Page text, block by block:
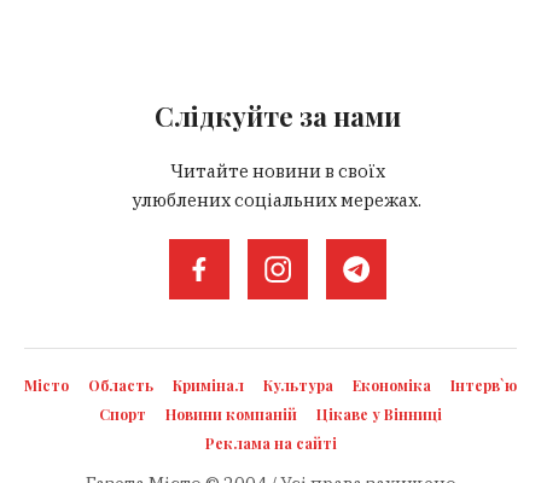
Слідкуйте за нами
Читайте новини в своїх
улюблених соціальних мережах.
Місто Область Кримінал Культура Економіка
Інтерв`ю
Спорт
Новини компаній
Цікаве у Вінниці
Реклама на сайті